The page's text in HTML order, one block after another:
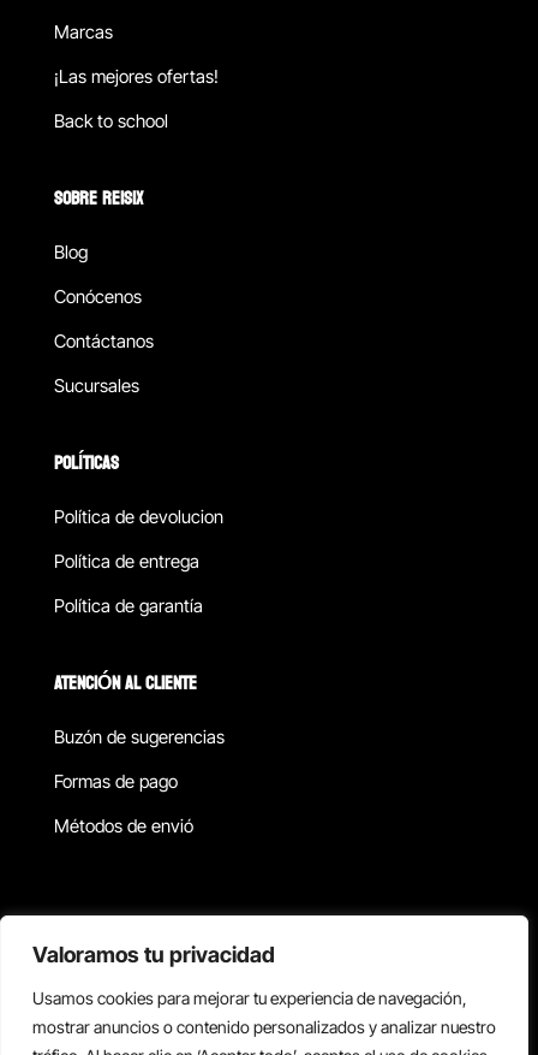
Valoramos tu privacidad
Usamos cookies para mejorar tu experiencia de navegación,
mostrar anuncios o contenido personalizados y analizar nuestro
Marcas
¡Las mejores ofertas!
Back to school
SOBRE REISIX
Blog
Conócenos
Contáctanos
Sucursales
POLÍTICAS
Política de devolucion
Política de entrega
Política de garantía
ATENCIÓN AL CLIENTE
Buzón de sugerencias
Formas de pago
Métodos de envió
Copyright © 2026 Reisix. Todos los derechos reservados.